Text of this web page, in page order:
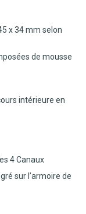
x 34 mm selon
de mousse
intérieure en
4 Canaux
sur l’armoire de